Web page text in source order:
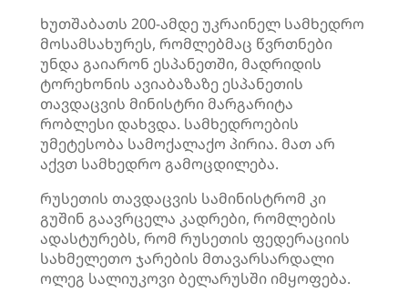
ხუთშაბათს 200-ამდე უკრაინელ სამხედრო
მოსამსახურეს, რომლებმაც წვრთნები
უნდა გაიარონ ესპანეთში, მადრიდის
ტორეხონის ავიაბაზაზე ესპანეთის
თავდაცვის მინისტრი მარგარიტა
რობლესი დახვდა. სამხედროების
უმეტესობა სამოქალაქო პირია. მათ არ
აქვთ სამხედრო გამოცდილება.
რუსეთის თავდაცვის სამინისტრომ კი
გუშინ გაავრცელა კადრები, რომლების
ადასტურებს, რომ რუსეთის ფედერაციის
სახმელეთო ჯარების მთავარსარდალი
ოლეგ სალიუკოვი ბელარუსში იმყოფება.